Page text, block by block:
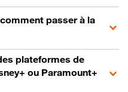
passer à la
plateformes de
ou Paramount+